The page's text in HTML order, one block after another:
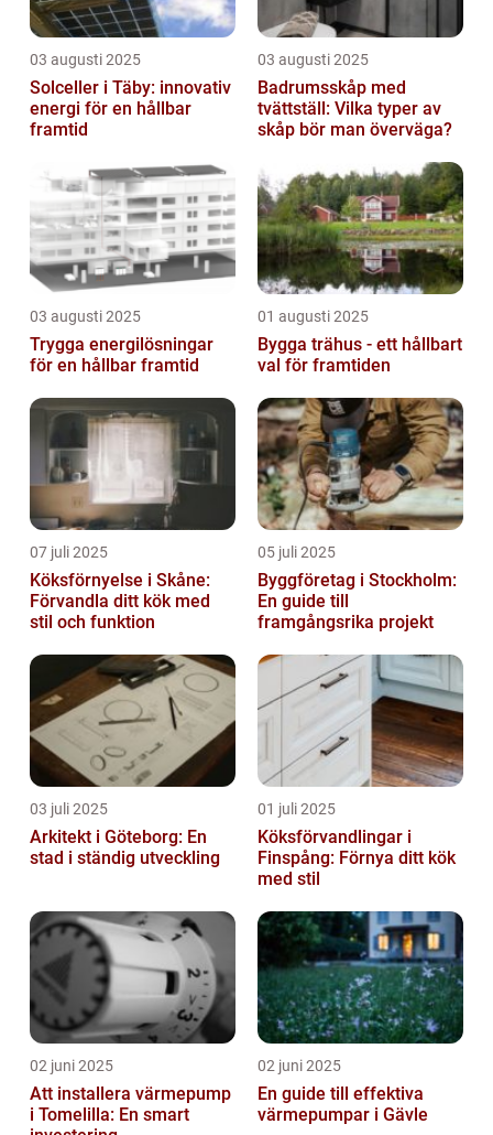
03 augusti 2025
Solceller i Täby: innovativ
energi för en hållbar
framtid
03 augusti 2025
Badrumsskåp med
tvättställ: Vilka typer av
skåp bör man överväga?
03 augusti 2025
Trygga energilösningar
för en hållbar framtid
01 augusti 2025
Bygga trähus - ett hållbart
val för framtiden
07 juli 2025
Köksförnyelse i Skåne:
Förvandla ditt kök med
stil och funktion
05 juli 2025
Byggföretag i Stockholm:
En guide till
framgångsrika projekt
03 juli 2025
Arkitekt i Göteborg: En
stad i ständig utveckling
01 juli 2025
Köksförvandlingar i
Finspång: Förnya ditt kök
med stil
02 juni 2025
Att installera värmepump
i Tomelilla: En smart
02 juni 2025
En guide till effektiva
värmepumpar i Gävle